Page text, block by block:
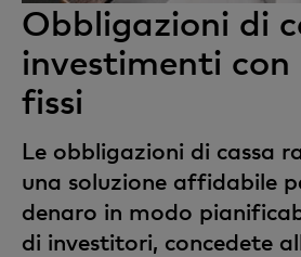
Obbligazioni di
investimenti con
fissi
Le obbligazioni di cassa
una soluzione affidabile
denaro in modo
di investitori, concedete